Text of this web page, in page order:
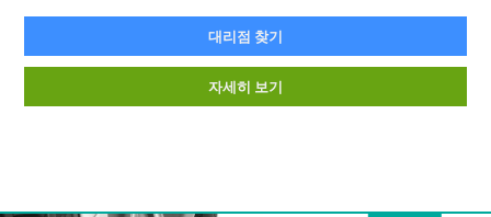
대리점 찾기
자세히 보기